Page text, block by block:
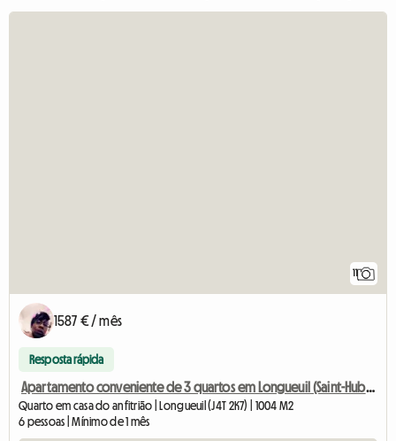
11
1587 € / mês
Resposta rápida
Apartamento conveniente de 3 quartos em Longueuil (Saint-Hubert)
Quarto em casa do anfitrião | Longueuil (J4T 2K7) | 1004 M2
6 pessoas | Mínimo de 1 mês